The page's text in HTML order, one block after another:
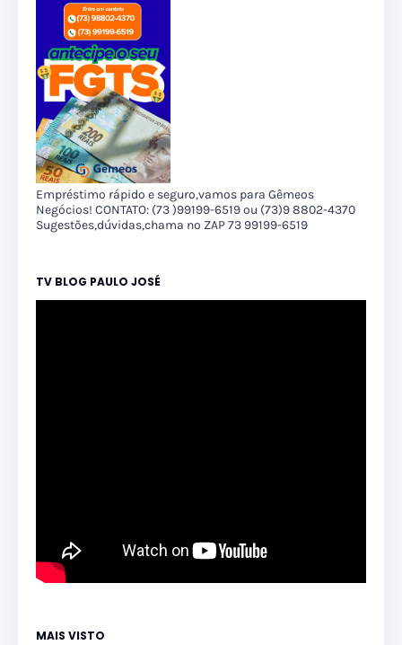
Empréstimo rápido e seguro,vamos para Gêmeos
Negócios! CONTATO: (73 )99199-6519 ou (73)9 8802-4370
Sugestões,dúvidas,chama no ZAP 73 99199-6519
TV BLOG PAULO JOSÉ
MAIS VISTO